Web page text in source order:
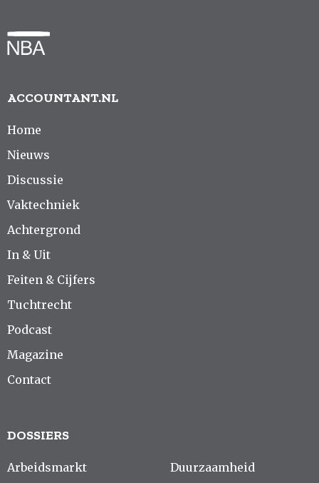
ACCOUNTANT.NL
Home
Nieuws
Discussie
Vaktechniek
Achtergrond
In & Uit
Feiten & Cijfers
Tuchtrecht
Podcast
Magazine
Contact
DOSSIERS
Arbeidsmarkt
Duurzaamheid